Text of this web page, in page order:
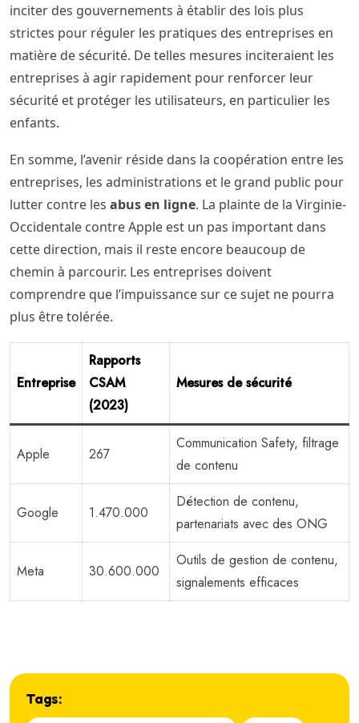
inciter des gouvernements à établir des lois plus
strictes pour réguler les pratiques des entreprises en
matière de sécurité. De telles mesures inciteraient les
entreprises à agir rapidement pour renforcer leur
sécurité et protéger les utilisateurs, en particulier les
enfants.
En somme, l’avenir réside dans la coopération entre les
entreprises, les administrations et le grand public pour
lutter contre les abus en ligne. La plainte de la Virginie-
Occidentale contre Apple est un pas important dans
cette direction, mais il reste encore beaucoup de
chemin à parcourir. Les entreprises doivent
comprendre que l’impuissance sur ce sujet ne pourra
plus être tolérée.
Entreprise
Rapports
CSAM
(2023)
Mesures de sécurité
Apple 267
Communication Safety, filtrage
de contenu
Google 1.470.000
Détection de contenu,
partenariats avec des ONG
Meta 30.600.000
Outils de gestion de contenu,
signalements efficaces
Tags: